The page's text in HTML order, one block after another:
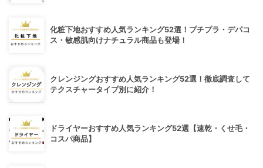
化粧下地おすすめ人気ランキング52選！プチプラ・デパコ
ス・敏感肌向けナチュラル商品も登場！
クレンジングおすすめ人気ランキング52選！徹底調査して
テクスチャータイプ別に紹介！
ドライヤーおすすめ人気ランキング52選【速乾・くせ毛・
コスパ商品】